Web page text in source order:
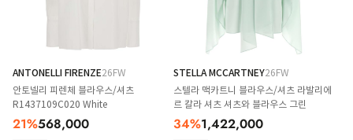
ANTONELLI FIRENZE26FW
안토넬리 피렌체 블라우스/셔츠
R1437109C020 White
21%568,000
STELLA MCCARTNEY26FW
스텔라 맥카트니 블라우스/셔츠 라발리에
르 칼라 셔츠 셔츠와 블라우스 그린
34%1,422,000